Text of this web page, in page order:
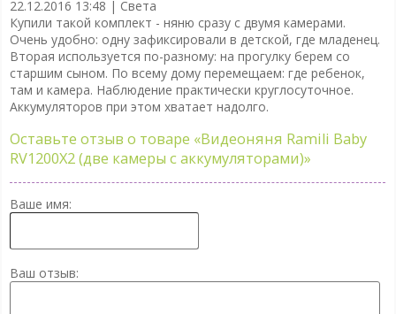
22.12.2016 13:48 | Света
Купили такой комплект - няню сразу с двумя камерами.
Очень удобно: одну зафиксировали в детской, где младенец.
Вторая используется по-разному: на прогулку берем со
старшим сыном. По всему дому перемещаем: где ребенок,
там и камера. Наблюдение практически круглосуточное.
Аккумуляторов при этом хватает надолго.
Оставьте отзыв о товаре «Видеоняня Ramili Baby
RV1200X2 (две камеры с аккумуляторами)»
Ваше имя:
Ваш отзыв: